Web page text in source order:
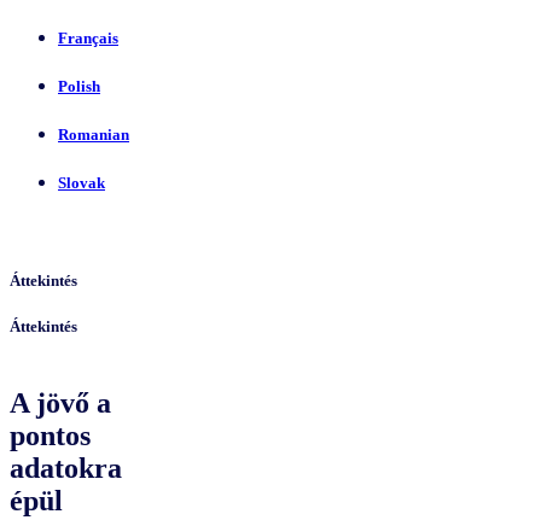
Français
Polish
Romanian
Slovak
Áttekintés
Áttekintés
A jövő a
pontos
adatokra
épül